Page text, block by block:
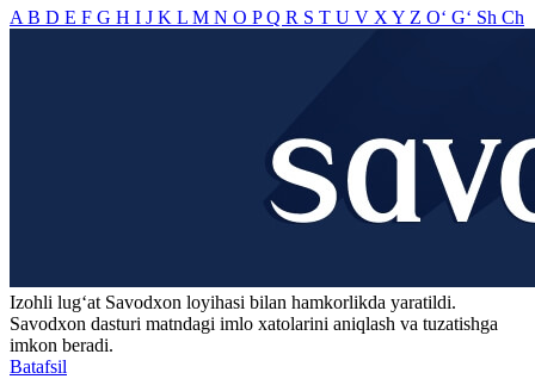
A B D E F G H I J K L M N O PQ R S T U V X Y Z O‘ G‘ Sh Ch
Izohli lugʻat Savodxon loyihasi bilan hamkorlikda yaratildi.
Savodxon dasturi matndagi imlo xatolarini aniqlash va tuzatishga
imkon beradi.
Batafsil